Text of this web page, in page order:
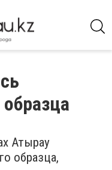
Атырау
образца,